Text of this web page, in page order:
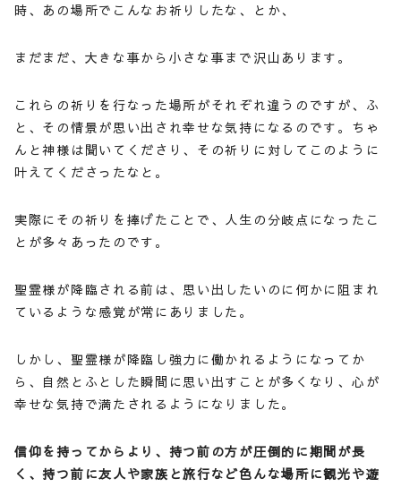
時、あの場所でこんなお祈りしたな、とか、
まだまだ、大きな事から小さな事まで沢山あります。
これらの祈りを行なった場所がそれぞれ違うのですが、ふ
と、その情景が思い出され幸せな気持になるのです。ちゃ
んと神様は聞いてくださり、その祈りに対してこのように
叶えてくださったなと。
実際にその祈りを捧げたことで、人生の分岐点になったこ
とが多々あったのです。
聖霊様が降臨される前は、思い出したいのに何かに阻まれ
ているような感覚が常にありました。
しかし、聖霊様が降臨し強力に働かれるようになってか
ら、自然とふとした瞬間に思い出すことが多くなり、心が
幸せな気持で満たされるようになりました。
信仰を持ってからより、持つ前の方が圧倒的に期間が長
く、持つ前に友人や家族と旅行など色んな場所に観光や遊